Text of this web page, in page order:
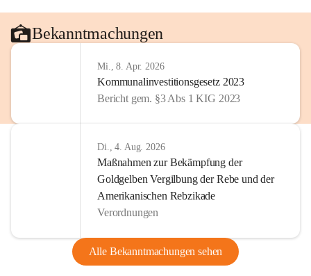
Bekanntmachungen
Mi., 8. Apr. 2026
Kommunalinvestitionsgesetz 2023
Bericht gem. §3 Abs 1 KIG 2023
Di., 4. Aug. 2026
Maßnahmen zur Bekämpfung der
Goldgelben Vergilbung der Rebe und der
Amerikanischen Rebzikade
Verordnungen
Alle Bekanntmachungen sehen